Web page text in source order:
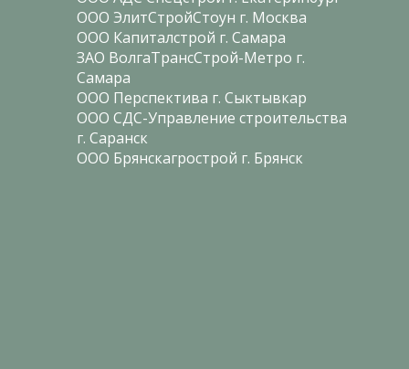
ООО ЭлитСтройСтоун г. Москва
ООО Капиталстрой г. Самара
ЗАО ВолгаТрансСтрой-Метро г.
Самара
ООО Перспектива г. Сыктывкар
ООО СДС-Управление строительства
г. Саранск
ООО Брянскагрострой г. Брянск